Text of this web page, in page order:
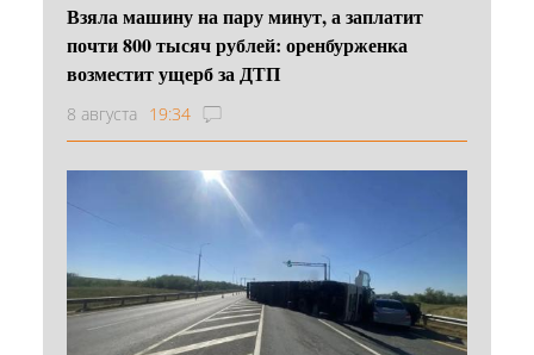
Взяла машину на пару минут, а заплатит
почти 800 тысяч рублей: оренбурженка
возместит ущерб за ДТП
8 августа 19:34